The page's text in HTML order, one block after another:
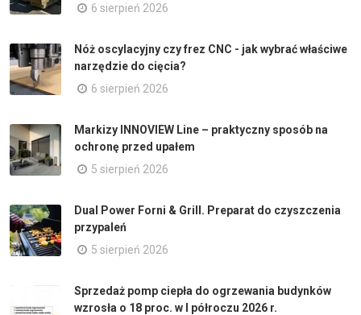
6 sierpień 2026
Nóż oscylacyjny czy frez CNC - jak wybrać właściwe
narzędzie do cięcia?
6 sierpień 2026
Markizy INNOVIEW Line – praktyczny sposób na
ochronę przed upałem
5 sierpień 2026
Dual Power Forni & Grill. Preparat do czyszczenia
przypaleń
5 sierpień 2026
Sprzedaż pomp ciepła do ogrzewania budynków
wzrosła o 18 proc. w I półroczu 2026 r.